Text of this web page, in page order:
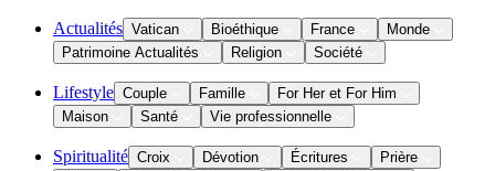
Actualités Vatican Bioéthique France
Monde
Patrimoine Actualités
Religion Société
Lifestyle Couple Famille
For Her et For Him
Maison
Santé Vie professionnelle
Spiritualité Croix Dévotion Écritures
Prière